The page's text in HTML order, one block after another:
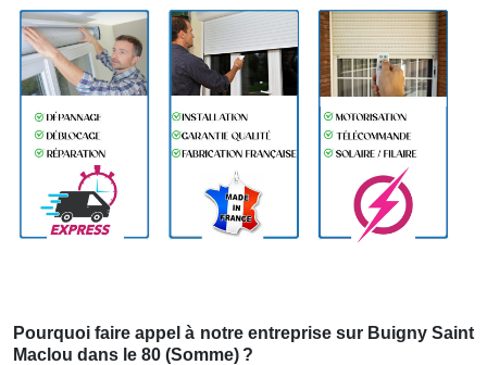
Pourquoi faire appel à notre entreprise sur Buigny Saint
Maclou dans le 80 (Somme) ?